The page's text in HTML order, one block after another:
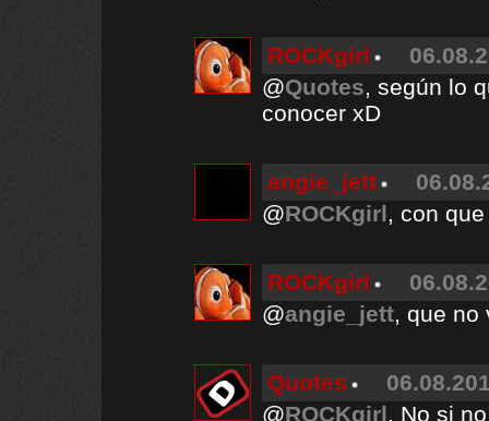
ROCKgirl
@Quotes, según lo
conocer xD
angie_jett
@ROCKgirl, con
ROCKgirl
@angie_jett, que no
Quotes
@ROCKgirl, No si